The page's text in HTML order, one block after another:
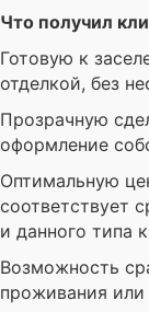
Что получил
Готовую к
отделкой, без
Прозрачную
оформление
Оптимальную
соответствует
и данного типа
Возможность
проживания или